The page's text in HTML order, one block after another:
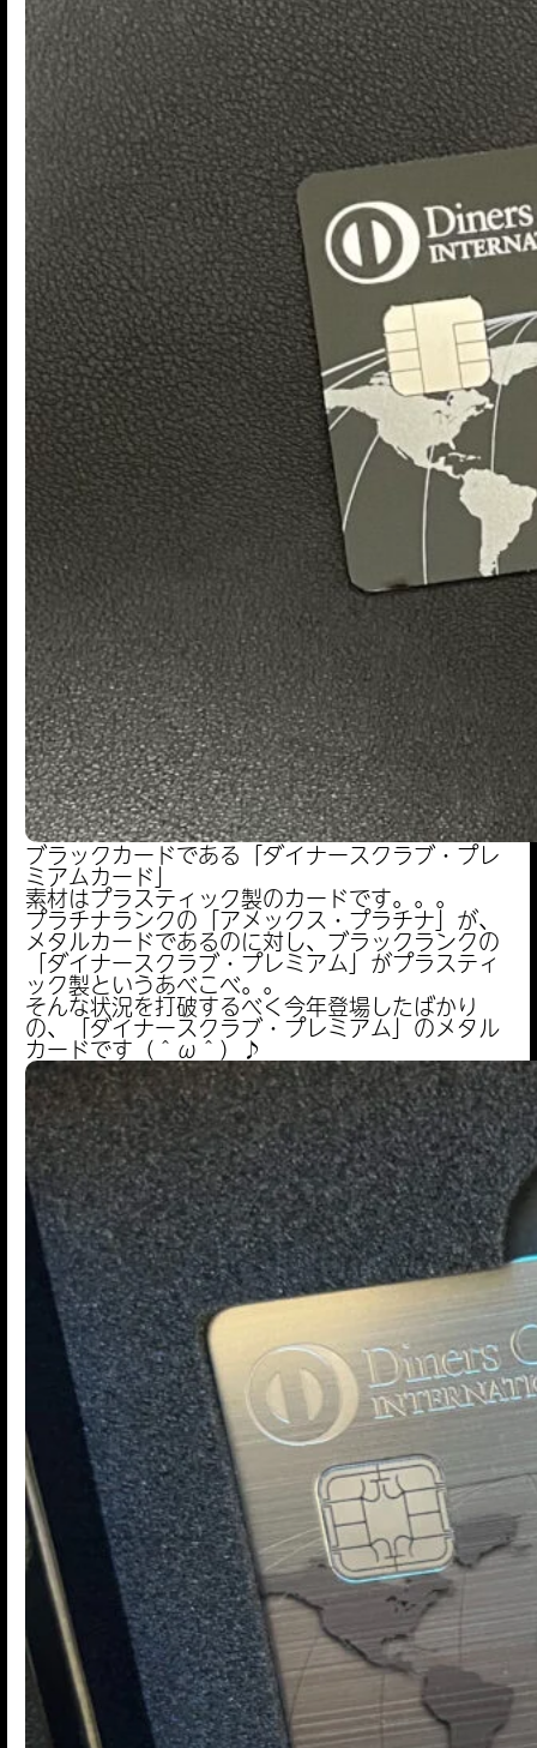
ブラックカードである「ダイナースクラブ・プレ
ミアムカード」
素材はプラスティック製のカードです。。。
プラチナランクの「アメックス・プラチナ」が、
メタルカードであるのに対し、ブラックランクの
「ダイナースクラブ・プレミアム」がプラスティ
ック製というあべこべ。。
そんな状況を打破するべく今年登場したばかり
の、「ダイナースクラブ・プレミアム」のメタル
カードです（＾ω＾）♪